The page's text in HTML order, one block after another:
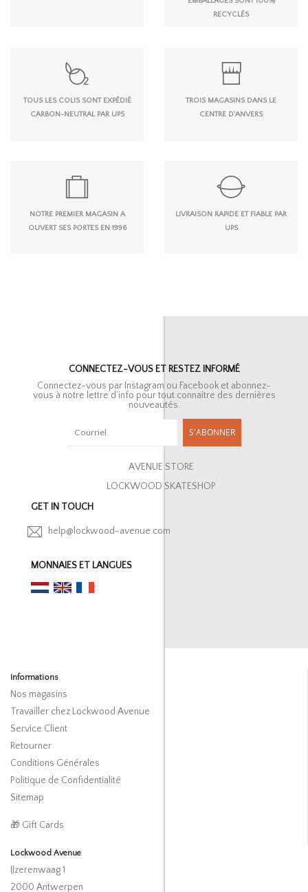
RECYCLÉS
TOUS LES COLIS SONT EXPÉDIÉ
CARBON-NEUTRAL PAR UPS
TROIS MAGASINS DANS LE
CENTRE D'ANVERS
NOTRE PREMIER MAGASIN A
OUVERT SES PORTES EN 1996
LIVRAISON RAPIDE ET FIABLE PAR
UPS
CONNECTEZ-VOUS ET RESTEZ INFORMÉ
Connectez-vous par Instagram ou Facebook et abonnez-
vous à notre lettre d’info pour tout connaître des dernières
nouveautés.
S'ABONNER
AVENUE STORE
LOCKWOOD SKATESHOP
GET IN TOUCH
help@lockwood-avenue.com
MONNAIES ET LANGUES
Informations
Nos magasins
Travailler chez Lockwood Avenue
Service Client
Retourner
Conditions Générales
Politique de Confidentialité
Sitemap
🎁 Gift Cards
Lockwood Avenue
IJzerenwaag 1
2000 Antwerpen